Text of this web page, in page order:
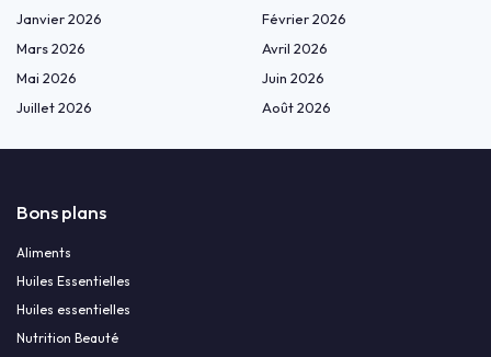
Janvier 2026
Février 2026
Mars 2026
Avril 2026
Mai 2026
Juin 2026
Juillet 2026
Août 2026
Bons plans
Aliments
Huiles Essentielles
Huiles essentielles
Nutrition Beauté